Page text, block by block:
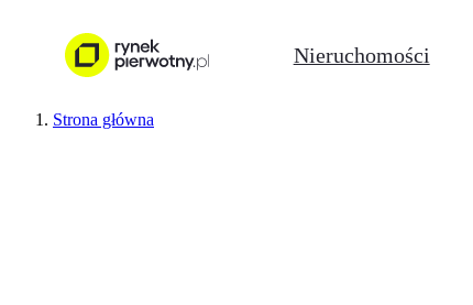
Nieruchomości
Strona główna